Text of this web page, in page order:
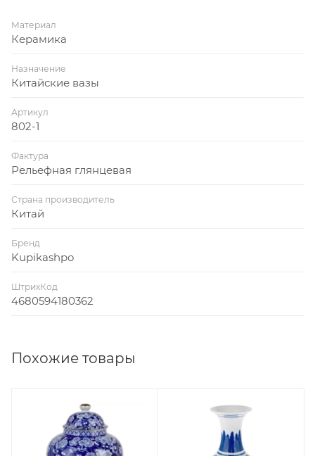
Материал
Керамика
Назначение
Китайские вазы
Артикул
802-1
Фактура
Рельефная глянцевая
Страна производитель
Китай
Бренд
Kupikashpo
ШтрихКод
4680594180362
Похожие товары